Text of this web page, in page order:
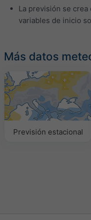
La previsión se
variables de inicio
Más datos
Previsión estacional